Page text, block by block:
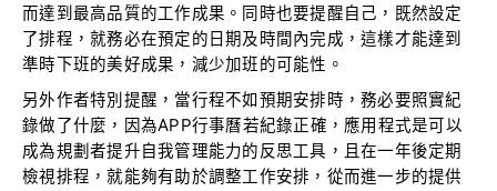
而達到最高品質的工作成果。同時也要提醒自己，既然設定
了排程，就務必在預定的日期及時間內完成，這樣才能達到
準時下班的美好成果，減少加班的可能性。
另外作者特別提醒，當行程不如預期安排時，務必要照實紀
錄做了什麼，因為APP行事曆若紀錄正確，應用程式是可以
成為規劃者提升自我管理能力的反思工具，且在一年後定期
檢視排程，就能夠有助於調整工作安排，從而進一步的提供